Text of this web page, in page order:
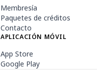
Membresía
Paquetes de créditos
Contacto
APLICACIÓN MÓVIL
App Store
Google Play